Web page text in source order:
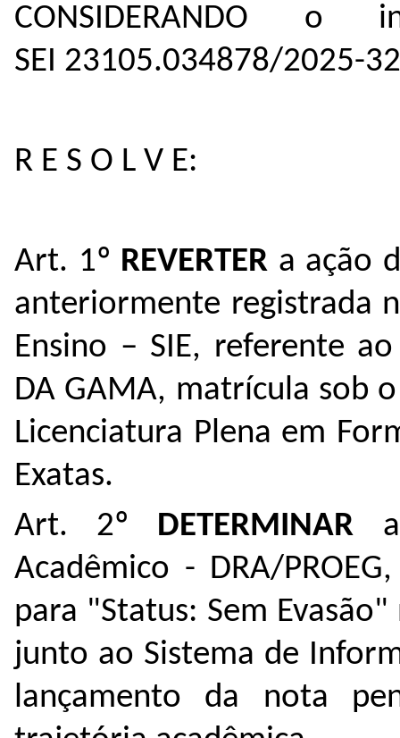
CONSIDERANDO
SEI 23105.034878/2025-32
R E S O L V E:
Art. 1º REVERTER a ação
anteriormente registrada
Ensino – SIE, referente ao
DA GAMA, matrícula sob
Licenciatura Plena em
Exatas.
Art. 2º DETERMINAR
Acadêmico - DRA/
para "Status: Sem
junto ao Sistema de
lançamento da nota